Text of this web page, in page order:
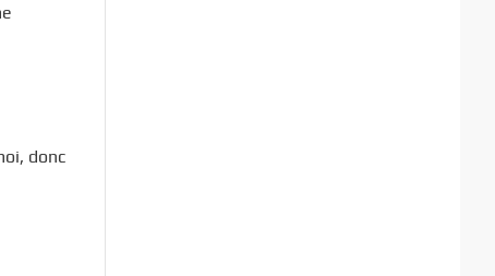
donc